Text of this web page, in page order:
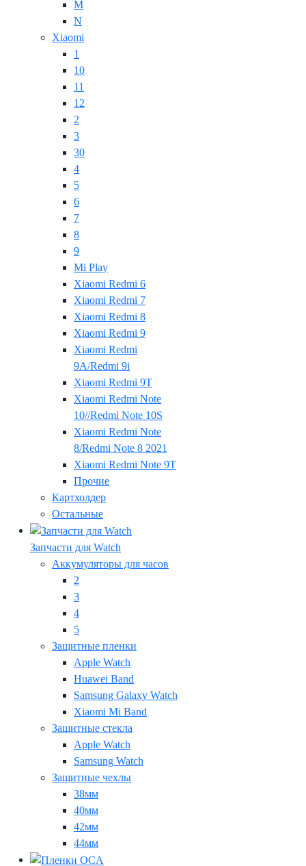
M
N
Xiaomi
1
10
11
12
2
3
30
4
5
6
7
8
9
Mi Play
Xiaomi Redmi 6
Xiaomi Redmi 7
Xiaomi Redmi 8
Xiaomi Redmi 9
Xiaomi Redmi
9A/Redmi 9i
Xiaomi Redmi 9T
Xiaomi Redmi Note
10//Redmi Note 10S
Xiaomi Redmi Note
8/Redmi Note 8 2021
Xiaomi Redmi Note 9T
Прочие
Картхолдер
Остальные
Запчасти для Watch
Аккумуляторы для часов
2
3
4
5
Защитные пленки
Apple Watch
Huawei Band
Samsung Galaxy Watch
Xiaomi Mi Band
Защитные стекла
Apple Watch
Samsung Watch
Защитные чехлы
38мм
40мм
42мм
44мм